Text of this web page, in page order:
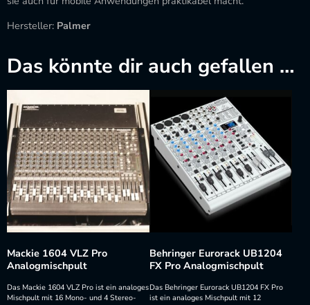
Hersteller: Palmer
Das könnte dir auch gefallen …
Mackie 1604 VLZ Pro
Analogmischpult
Das Mackie 1604 VLZ Pro ist ein analoges
Mischpult mit 16 Mono- und 4 Stereo-
Behringer Eurorack UB1204
FX Pro Analogmischpult
Das Behringer Eurorack UB1204 FX Pro
ist ein analoges Mischpult mit 12